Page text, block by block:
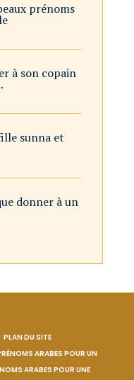
prénoms
à son copain
sunna et
donner à un
PLAN DU SITE
ARABES POUR UN
ARABES POUR UNE